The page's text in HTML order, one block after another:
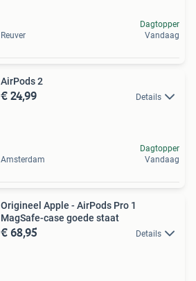
Reuver
Dagtopper
Vandaag
AirPods 2
€ 24,99 Details
Amsterdam
Dagtopper
Vandaag
Origineel Apple - AirPods Pro 1
MagSafe-case goede staat
€ 68,95 Details